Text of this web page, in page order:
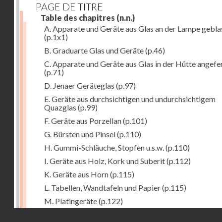
PAGE DE TITRE
Table des chapitres (n.n.)
A. Apparate und Geräte aus Glas an der Lampe
(p.1x1)
B. Graduarte Glas und Geräte(p.46)
C. Apparate und Geräte aus Glas in der Hütte
(p.71)
D. Jenaer Geräteglas (p.97)
E. Geräte aus durchsichtigen und undurchsichtigem
Quazglas (p.99)
F. Geräte aus Porzellan(p.101)
G. Bürsten und Pinsel(p.110)
H. Gummi-Schläuche, Stopfen u.s.w. (p.110)
I. Geräte aus Holz, Kork und Suberit(p.112)
K. Geräte aus Horn(p.115)
L. Tabellen, Wandtafeln und Papier(p.115)
M. Platingeräte(p.122)